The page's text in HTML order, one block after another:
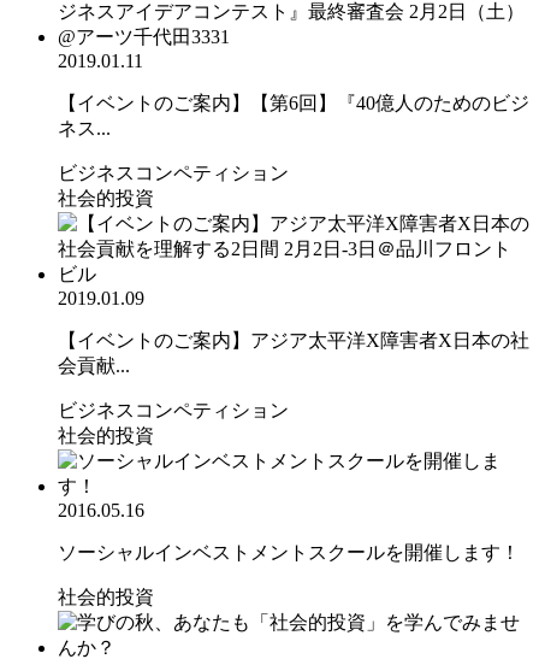
2019.01.11
【イベントのご案内】【第6回】『40億人のためのビジ
ネス...
ビジネスコンペティション
社会的投資
2019.01.09
【イベントのご案内】アジア太平洋X障害者X日本の社
会貢献...
ビジネスコンペティション
社会的投資
2016.05.16
ソーシャルインベストメントスクールを開催します！
社会的投資